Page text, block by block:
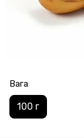
Вага
100 г